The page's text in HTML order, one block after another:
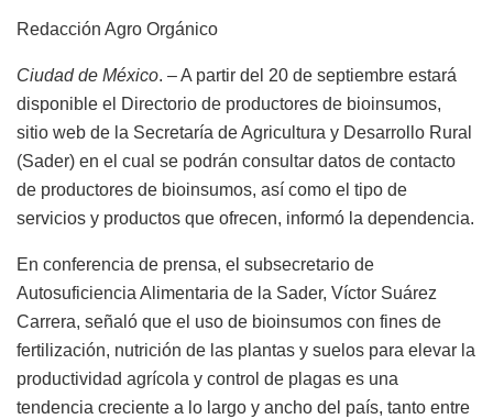
Redacción Agro Orgánico
Ciudad de México. – A partir del 20 de septiembre estará
disponible el Directorio de productores de bioinsumos,
sitio web de la Secretaría de Agricultura y Desarrollo Rural
(Sader) en el cual se podrán consultar datos de contacto
de productores de bioinsumos, así como el tipo de
servicios y productos que ofrecen, informó la dependencia.
En conferencia de prensa, el subsecretario de
Autosuficiencia Alimentaria de la Sader, Víctor Suárez
Carrera, señaló que el uso de bioinsumos con fines de
fertilización, nutrición de las plantas y suelos para elevar la
productividad agrícola y control de plagas es una
tendencia creciente a lo largo y ancho del país, tanto entre